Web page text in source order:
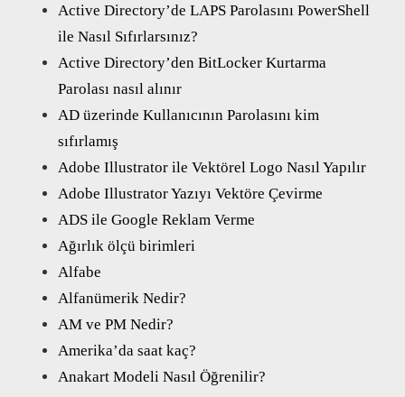
Active Directory’de LAPS Parolasını PowerShell
ile Nasıl Sıfırlarsınız?
Active Directory’den BitLocker Kurtarma
Parolası nasıl alınır
AD üzerinde Kullanıcının Parolasını kim
sıfırlamış
Adobe Illustrator ile Vektörel Logo Nasıl Yapılır
Adobe Illustrator Yazıyı Vektöre Çevirme
ADS ile Google Reklam Verme
Ağırlık ölçü birimleri
Alfabe
Alfanümerik Nedir?
AM ve PM Nedir?
Amerika’da saat kaç?
Anakart Modeli Nasıl Öğrenilir?